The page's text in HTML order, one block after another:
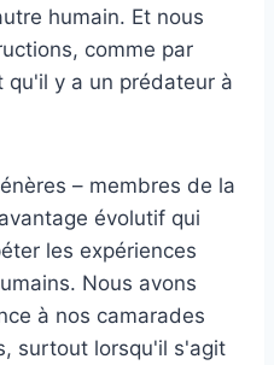
humain. Et nous
comme par
qu'il y a un prédateur à
– membres de la
évolutif qui
les expériences
Nous avons
à nos camarades
surtout lorsqu'il s'agit